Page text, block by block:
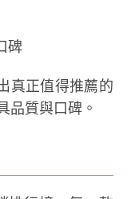
碑
真正值得推薦的
品質與口碑。